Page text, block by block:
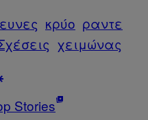
κρύο ραντε
χειμώνας
Stories